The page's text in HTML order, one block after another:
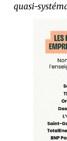
quasi-